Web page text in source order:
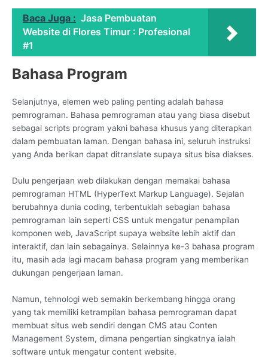
Baca Juga : Jasa Pembuatan
Website di Flores Timur : Profesional
#1
Bahasa Program
Selanjutnya, elemen web paling penting adalah bahasa
pemrograman. Bahasa pemrograman atau yang biasa disebut
sebagai scripts program yakni bahasa khusus yang diterapkan
dalam pembuatan laman. Dengan bahasa ini, seluruh instruksi
yang Anda berikan dapat ditranslate supaya situs bisa diakses.
Dulu pengerjaan web dilakukan dengan memakai bahasa
pemrograman HTML (HyperText Markup Language). Sejalan
berubahnya dunia coding, terbentuklah sebagian bahasa
pemrograman lain seperti CSS untuk mengatur penampilan
komponen web, JavaScript supaya website lebih aktif dan
interaktif, dan lain sebagainya. Selainnya ke-3 bahasa program
itu, masih ada lagi macam bahasa program yang memberikan
dukungan pengerjaan laman.
Namun, tehnologi web semakin berkembang hingga orang
yang tak memiliki ketrampilan bahasa pemrograman dapat
membuat situs web sendiri dengan CMS atau Conten
Management System, dimana pengertian singkatnya ialah
software untuk mengatur content website.